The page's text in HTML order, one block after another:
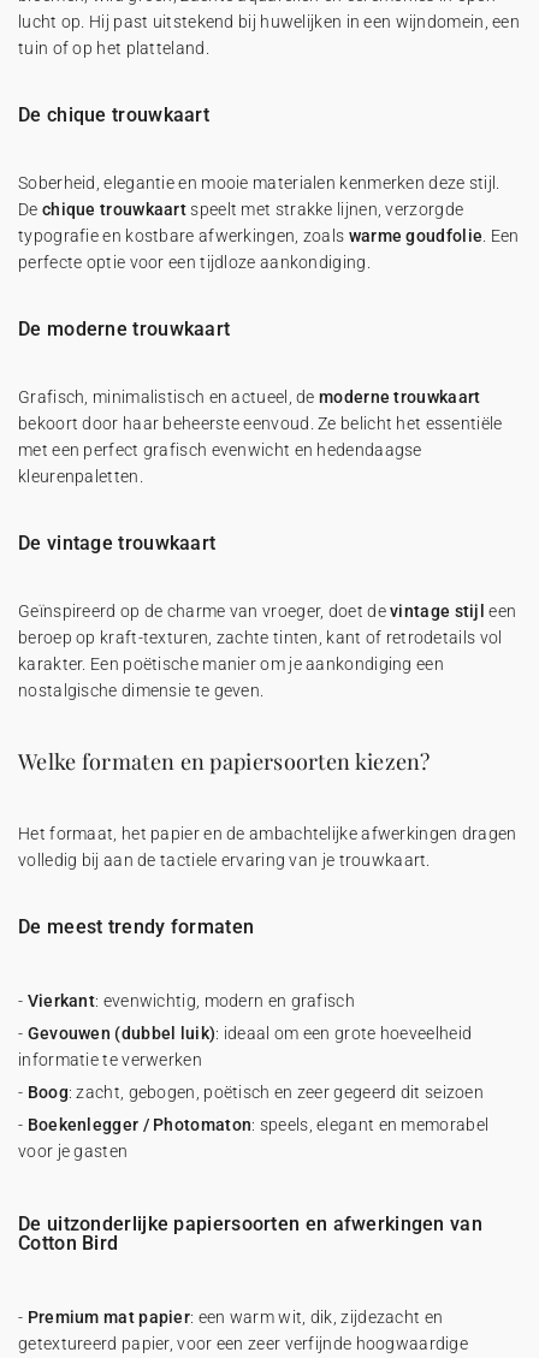
lucht op. Hij past uitstekend bij huwelijken in een wijndomein, een
tuin of op het platteland.
De chique trouwkaart
Soberheid, elegantie en mooie materialen kenmerken deze stijl.
De chique trouwkaartspeelt met strakke lijnen, verzorgde
typografie en kostbare afwerkingen, zoals warme goudfolie . Een
perfecte optie voor een tijdloze aankondiging.
De moderne trouwkaart
Grafisch, minimalistisch en actueel, de moderne trouwkaart
bekoort door haar beheerste eenvoud. Ze belicht het essentiële
met een perfect grafisch evenwicht en hedendaagse
kleurenpaletten.
De vintage trouwkaart
Geïnspireerd op de charme van vroeger, doet devintage stijl een
beroep op kraft-texturen, zachte tinten, kant of retrodetails vol
karakter. Een poëtische manier om je aankondiging een
nostalgische dimensie te geven.
Welke formaten en papiersoorten kiezen?
Het formaat, het papier en de ambachtelijke afwerkingen dragen
volledig bij aan de tactiele ervaring van je trouwkaart.
De meest trendy formaten
- Vierkant: evenwichtig, modern en grafisch
- Gevouwen (dubbel luik): ideaal om een grote hoeveelheid
informatie te verwerken
- Boog: zacht, gebogen, poëtisch en zeer gegeerd dit seizoen
- Boekenlegger / Photomaton: speels, elegant en memorabel
voor je gasten
De uitzonderlijke papiersoorten en afwerkingen van
Cotton Bird
- Premium mat papier: een warm wit, dik, zijdezacht en
getextureerd papier, voor een zeer verfijnde hoogwaardige